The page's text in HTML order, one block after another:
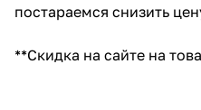
постараемся снизить
**Скидка на сайте на